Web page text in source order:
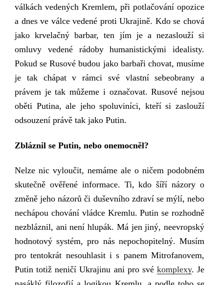
válkách vedených Kremlem, při potlačování opozice
a dnes ve válce vedené proti Ukrajině. Kdo se chová
jako krvelačný barbar, ten jím je a nezaslouží si
omluvy vedené rádoby humanistickými idealisty.
Pokud se Rusové budou jako barbaři chovat, musíme
je tak chápat v rámci své vlastní sebeobrany a
právem je tak můžeme i označovat. Rusové nejsou
oběti Putina, ale jeho spoluviníci, kteří si zaslouží
odsouzení právě tak jako Putin.
Zbláznil se Putin, nebo onemocněl?
Nelze nic vyloučit, nemáme ale o ničem podobném
skutečně ověřené informace. Ti, kdo šíří názory o
změně jeho názorů či duševního zdraví se mýlí, nebo
nechápou chování vládce Kremlu. Putin se rozhodně
nezbláznil, ani není hlupák. Má jen jiný, neevropský
hodnotový systém, pro nás nepochopitelný. Musím
pro tentokrát nesouhlasit i s panem Mitrofanovem,
Putin totiž neničí Ukrajinu ani pro své komplexy. Je